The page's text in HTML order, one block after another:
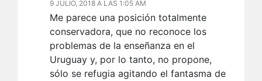
9 JULIO, 2018 A LAS 1:05 AM
Me parece una posición totalmente
conservadora, que no reconoce los
problemas de la enseñanza en el
Uruguay y, por lo tanto, no propone,
sólo se refugia agitando el fantasma de